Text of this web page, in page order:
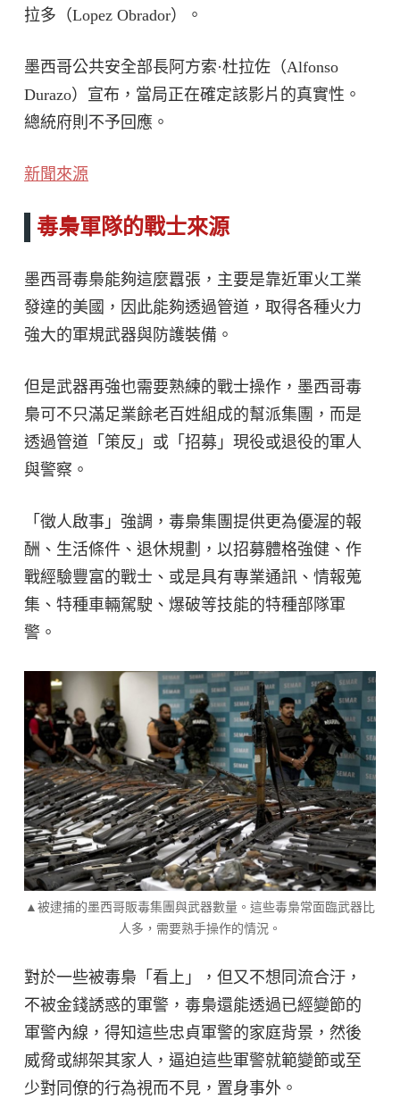
拉多（Lopez Obrador）。
墨西哥公共安全部長阿方索·杜拉佐（Alfonso
Durazo）宣布，當局正在確定該影片的真實性。
總統府則不予回應。
新聞來源
毒梟軍隊的戰士來源
墨西哥毒梟能夠這麼囂張，主要是靠近軍火工業
發達的美國，因此能夠透過管道，取得各種火力
強大的軍規武器與防護裝備。
但是武器再強也需要熟練的戰士操作，墨西哥毒
梟可不只滿足業餘老百姓組成的幫派集團，而是
透過管道「策反」或「招募」現役或退役的軍人
與警察。
「徵人啟事」強調，毒梟集團提供更為優渥的報
酬、生活條件、退休規劃，以招募體格強健、作
戰經驗豐富的戰士、或是具有專業通訊、情報蒐
集、特種車輛駕駛、爆破等技能的特種部隊軍
警。
▲被逮捕的墨西哥販毒集團與武器數量。這些毒梟常面臨武器比
人多，需要熟手操作的情況。
對於一些被毒梟「看上」，但又不想同流合汙，
不被金錢誘惑的軍警，毒梟還能透過已經變節的
軍警內線，得知這些忠貞軍警的家庭背景，然後
威脅或綁架其家人，逼迫這些軍警就範變節或至
少對同僚的行為視而不見，置身事外。